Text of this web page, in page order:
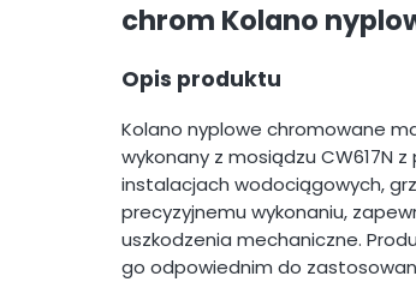
chrom Kolano
Opis produktu
Kolano nyplowe chromowane
wykonany z mosiądzu CW617N
instalacjach wodociągowych,
precyzyjnemu wykonaniu,
uszkodzenia mechaniczne.
go odpowiednim do